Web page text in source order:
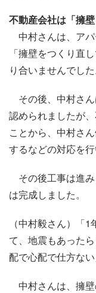
不動産会社は「擁
中村さんは、ア
「擁壁をつくり直
り合いませんでした
その後、中村さ
認められましたが
ことから、中村さ
するなどの対応を行
その後工事は進
は完成しました。
（中村毅さん）「
て、地震もあった
配で心配で仕方ない
中村さんは、擁